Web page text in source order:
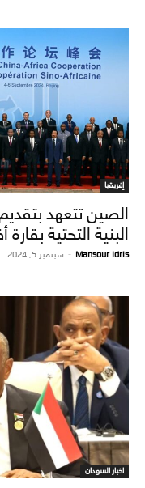
إفريقيا
البنية التحتية بقارة
Mansour Idris
- سبتمبر 5, 2024
اخبار السودان